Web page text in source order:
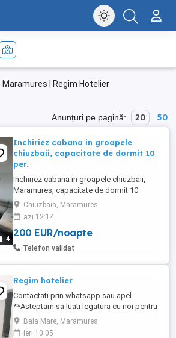
| Regim Hotelier
Anunțuri pe pagină: 20 50
4
Inchiriez cabana in groapele
chiuzbaii, capacitate de dormit 10
per.
Inchiriez cabana in groapele chiuzbaii,
Maramures, capacitate de dormit 10
persoane, 2 bai, foisor si grill, zona foarte
linistita perfecta pentru relaxare si plimbari
in natura.
Chiuzbaia, Maramures
azi 12:14
200 EUR/noapte
Telefon validat
Regim hotelier
Contactati prin whatsapp sau apel.
**Asteptam sa luati legatura cu noi pentru
orice detalii!!! ** Bloc NOU ,apartament
NOU! Va oferim: Apartament cu 2 camere
Baia Mare, Maramures
ieri 10:05